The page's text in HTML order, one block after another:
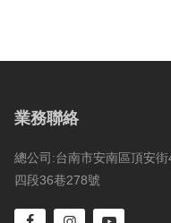
業務聯絡
總公司:台南市安南區頂安
四段36巷278號